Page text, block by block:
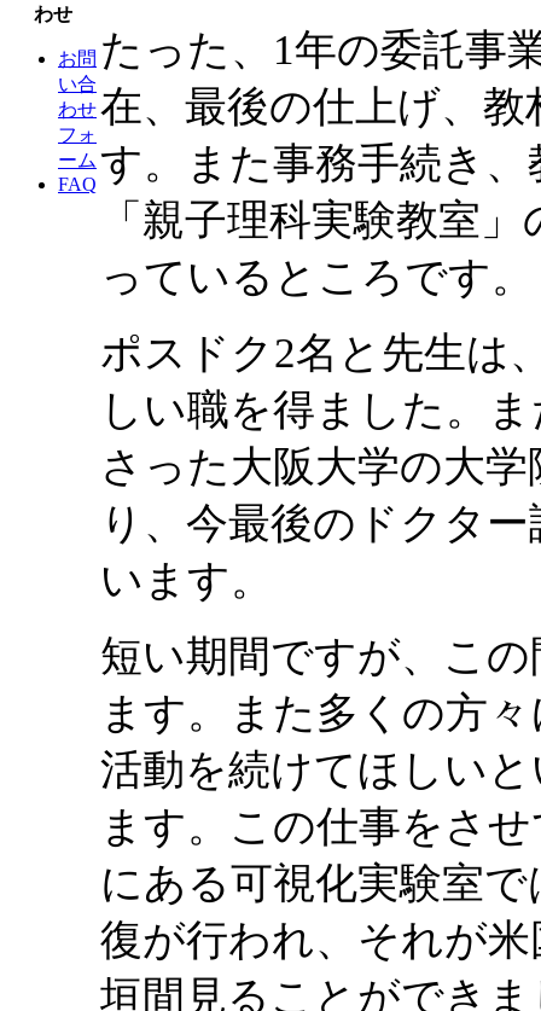
わせ
お問
い合
わせ
フォ
ーム
FAQ
たった、1年の委託事
在、最後の仕上げ、
す。また事務手続き
「親子理科実験教室
っているところです。
ポスドク2名と先生は
しい職を得ました。
さった大阪大学の大
り、今最後のドクタ
います。
短い期間ですが、こ
ます。また多くの方
活動を続けてほしい
ます。この仕事をさ
にある可視化実験室
復が行われ、それが
垣間見ることができ